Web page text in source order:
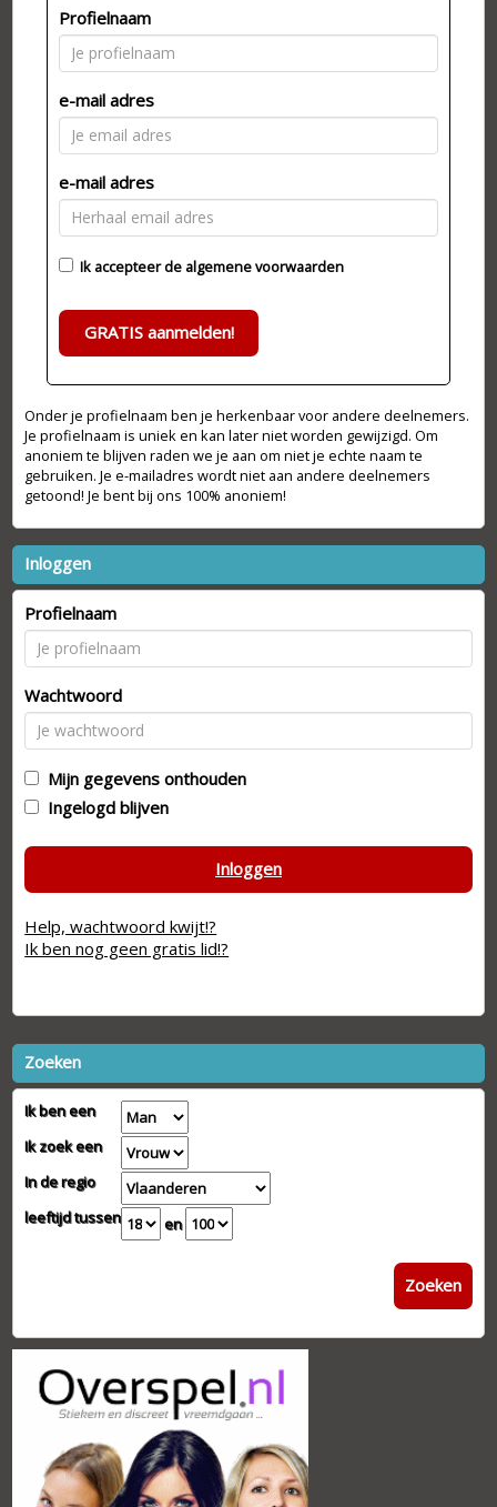
Profielnaam
e-mail adres
e-mail adres
Ik accepteer de algemene voorwaarden
GRATIS aanmelden!
Onder je profielnaam ben je herkenbaar voor andere deelnemers.
Je profielnaam is uniek en kan later niet worden gewijzigd. Om
anoniem te blijven raden we je aan om niet je echte naam te
gebruiken. Je e-mailadres wordt niet aan andere deelnemers
getoond! Je bent bij ons 100% anoniem!
Inloggen
Profielnaam
Wachtwoord
Mijn gegevens onthouden
Ingelogd blijven
Inloggen
Help, wachtwoord kwijt!?
Ik ben nog geen gratis lid!?
Zoeken
Ik ben een
Ik zoek een
In de regio
leeftijd tussen
en
Zoeken